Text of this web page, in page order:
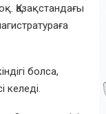
Қазақстандағы
болса,
келеді.